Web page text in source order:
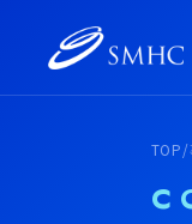
TOP/